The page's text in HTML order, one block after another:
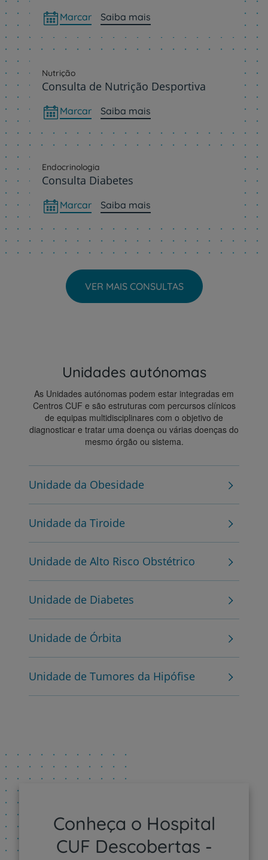
Marcar Saiba mais
Nutrição
Consulta de Nutrição Desportiva
Marcar Saiba mais
Endocrinologia
Consulta Diabetes
Marcar Saiba mais
VER MAIS CONSULTAS
Unidades autónomas
As Unidades autónomas podem estar integradas em
Centros CUF e são estruturas com percursos clínicos
de equipas multidisciplinares com o objetivo de
diagnosticar e tratar uma doença ou várias doenças do
mesmo órgão ou sistema.
Unidade da Obesidade
Unidade da Tiroide
Unidade de Alto Risco Obstétrico
Unidade de Diabetes
Unidade de Órbita
Unidade de Tumores da Hipófise
Conheça o Hospital
CUF Descobertas -